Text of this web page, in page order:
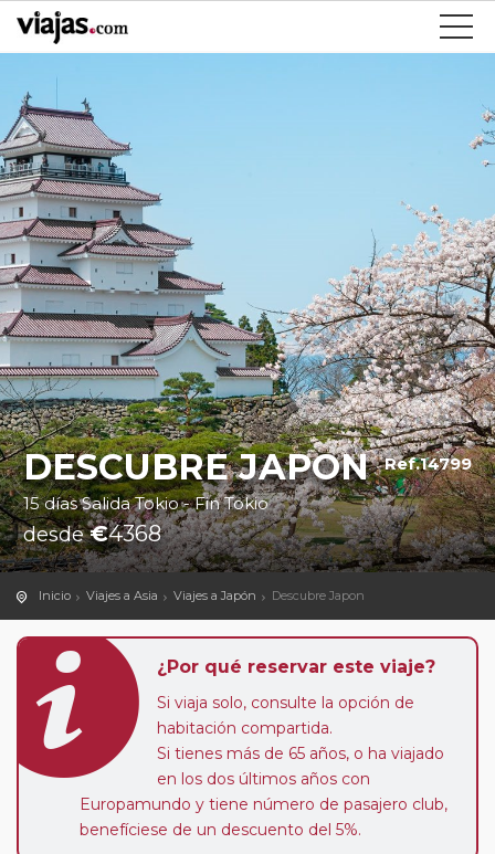
DESCUBRE JAPON Ref.14799
15 días Salida Tokio - Fin Tokio
desde€4368
Inicio Viajes a Asia Viajes a Japón Descubre Japon
¿Por qué reservar este viaje?
Si viaja solo, consulte la opción de
habitación compartida.
Si tienes más de 65 años, o ha viajado
en los dos últimos años con
Europamundo y tiene número de pasajero club,
benefíciese de un descuento del 5%.